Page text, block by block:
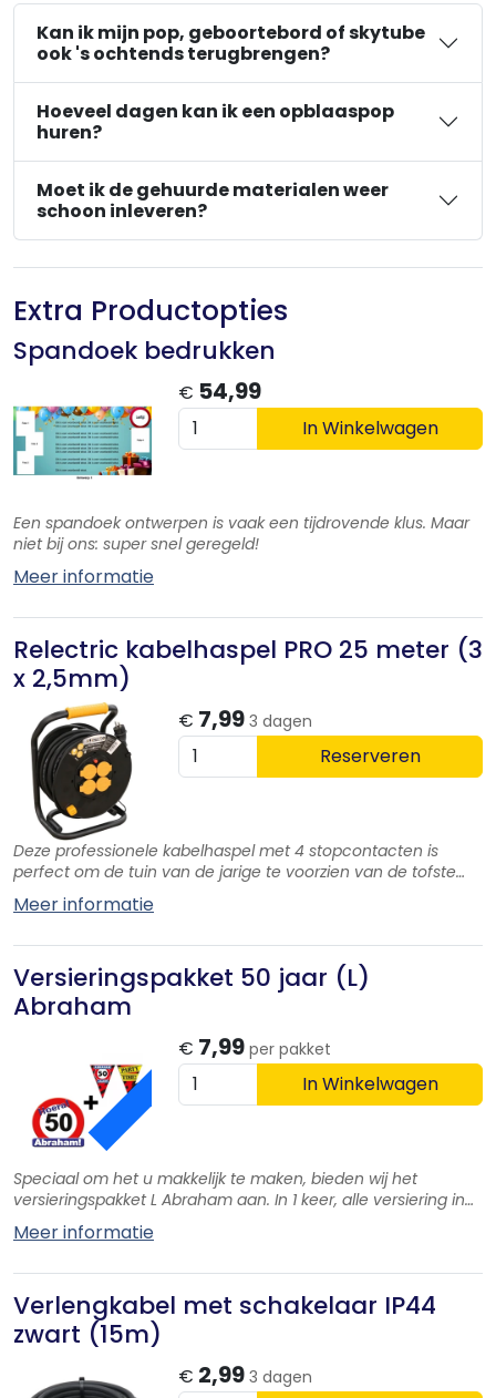
Kan ik mijn pop, geboortebord of skytube
ook 's ochtends terugbrengen?
Hoeveel dagen kan ik een opblaaspop
huren?
Moet ik de gehuurde materialen weer
schoon inleveren?
Extra Productopties
Spandoek bedrukken
€ 54,99
In Winkelwagen
Een spandoek ontwerpen is vaak een tijdrovende klus. Maar
niet bij ons: super snel geregeld!
Meer informatie
Relectric kabelhaspel PRO 25 meter (3
x 2,5mm)
€ 7,99 3 dagen
Reserveren
Deze professionele kabelhaspel met 4 stopcontacten is
perfect om de tuin van de jarige te voorzien van de tofste
elementen!
Meer informatie
Versieringspakket 50 jaar (L)
Abraham
ACTIE
€ 7,99 per pakket
In Winkelwagen
Speciaal om het u makkelijk te maken, bieden wij het
versieringspakket L Abraham aan. In 1 keer, alle versiering in
huis.
Meer informatie
Verlengkabel met schakelaar IP44
zwart (15m)
€ 2,99 3 dagen